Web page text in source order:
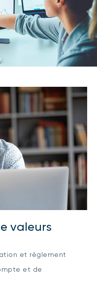
valeurs
et règlement
et de